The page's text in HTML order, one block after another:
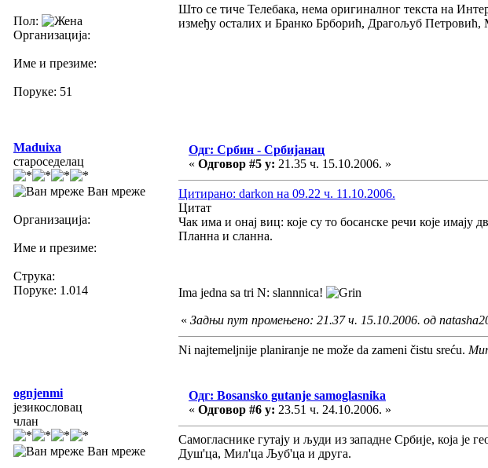
Пол:
Организација:
Име и презиме:
Поруке: 51
Што се тиче Телебака, нема оригиналног текста на
између осталих и Бранко Брборић, Драгољуб
Maduixa
староседелац
Ван мреже
Организација:
Име и презиме:
Струка:
Поруке: 1.014
Одг: Србин - Србијанац
« Одговор #5 у: 21.35 ч. 15.10.2006. »
Цитирано: darkon на 09.22 ч. 11.10.2006.
Цитат
Чак има и онај виц: које су то босанске речи које имају
Планна и сланна.
Ima jedna sa tri N: slannnica!
« Задњи пут промењено: 21.37 ч. 15.10.2006. од
Ni najtemeljnije planiranje ne može da zameni čistu sreću.
ognjenmi
језикословац
члан
Ван мреже
Одг: Bosansko gutanje samoglasnika
« Одговор #6 у: 23.51 ч. 24.10.2006. »
Самогласнике гутају и људи из западне Србије, која
Душ'ца, Мил'ца Љуб'ца и друга.